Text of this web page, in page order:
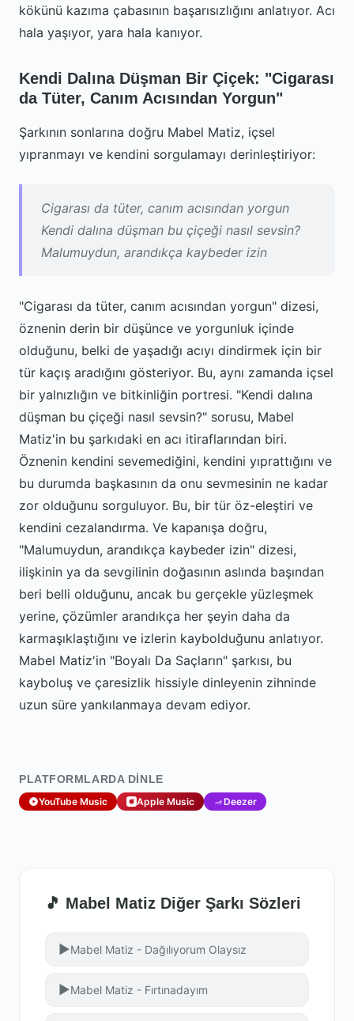
kökünü kazıma çabasının başarısızlığını anlatıyor. Acı
hala yaşıyor, yara hala kanıyor.
Kendi Dalına Düşman Bir Çiçek: "Cigarası
da Tüter, Canım Acısından Yorgun"
Şarkının sonlarına doğru Mabel Matiz, içsel
yıpranmayı ve kendini sorgulamayı derinleştiriyor:
Cigarası da tüter, canım acısından yorgun
Kendi dalına düşman bu çiçeği nasıl sevsin?
Malumuydun, arandıkça kaybeder izin
"Cigarası da tüter, canım acısından yorgun" dizesi,
öznenin derin bir düşünce ve yorgunluk içinde
olduğunu, belki de yaşadığı acıyı dindirmek için bir
tür kaçış aradığını gösteriyor. Bu, aynı zamanda içsel
bir yalnızlığın ve bitkinliğin portresi. "Kendi dalına
düşman bu çiçeği nasıl sevsin?" sorusu, Mabel
Matiz'in bu şarkıdaki en acı itiraflarından biri.
Öznenin kendini sevemediğini, kendini yıprattığını ve
bu durumda başkasının da onu sevmesinin ne kadar
zor olduğunu sorguluyor. Bu, bir tür öz-eleştiri ve
kendini cezalandırma. Ve kapanışa doğru,
"Malumuydun, arandıkça kaybeder izin" dizesi,
ilişkinin ya da sevgilinin doğasının aslında başından
beri belli olduğunu, ancak bu gerçekle yüzleşmek
yerine, çözümler arandıkça her şeyin daha da
karmaşıklaştığını ve izlerin kaybolduğunu anlatıyor.
Mabel Matiz'in "Boyalı Da Saçların" şarkısı, bu
kayboluş ve çaresizlik hissiyle dinleyenin zihninde
uzun süre yankılanmaya devam ediyor.
PLATFORMLARDA DINLE
YouTube Music Apple Music Deezer
🎵 Mabel Matiz Diğer Şarkı Sözleri
▶Mabel Matiz - Dağılıyorum Olaysız
▶Mabel Matiz - Fırtınadayım